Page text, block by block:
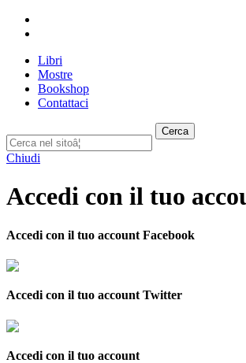
Libri
Mostre
Bookshop
Contattaci
Cerca
Chiudi
Accedi con il tuo
Accedi con il tuo account Facebook
Accedi con il tuo account Twitter
Accedi con il tuo account